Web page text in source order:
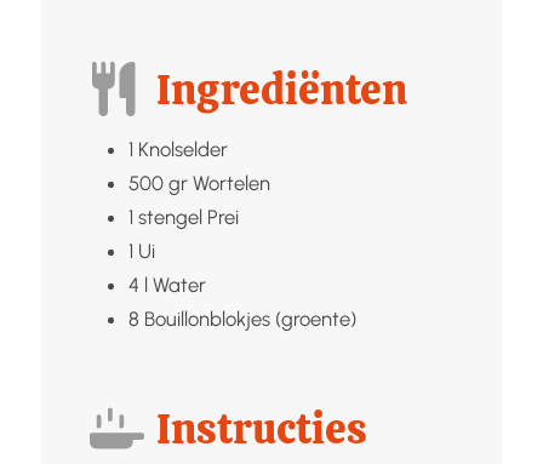
Ingrediënten
1 Knolselder
500 gr Wortelen
1 stengel Prei
1 Ui
4 l Water
8 Bouillonblokjes (groente)
Instructies